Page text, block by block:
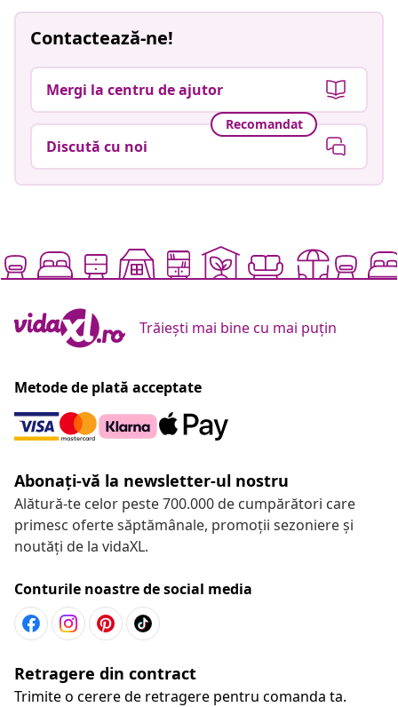
Contactează-ne!
Mergi la centru de ajutor
Recomandat
Discută cu noi
Trăiești mai bine cu mai puțin
Metode de plată acceptate
Abonați-vă la newsletter-ul nostru
Alătură-te celor peste 700.000 de cumpărători care
primesc oferte săptămânale, promoții sezoniere și
noutăți de la vidaXL.
Conturile noastre de social media
Retragere din contract
Trimite o cerere de retragere pentru comanda ta.